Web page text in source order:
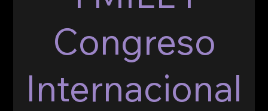
Congreso
Internacional